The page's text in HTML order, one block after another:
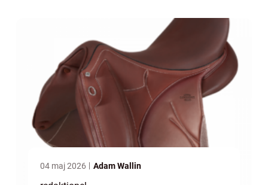
04 maj 2026 Adam Wallin